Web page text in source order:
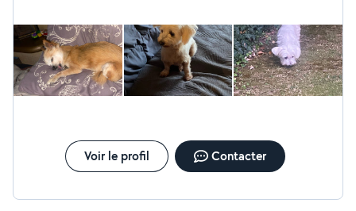
Voir le profil Contacter